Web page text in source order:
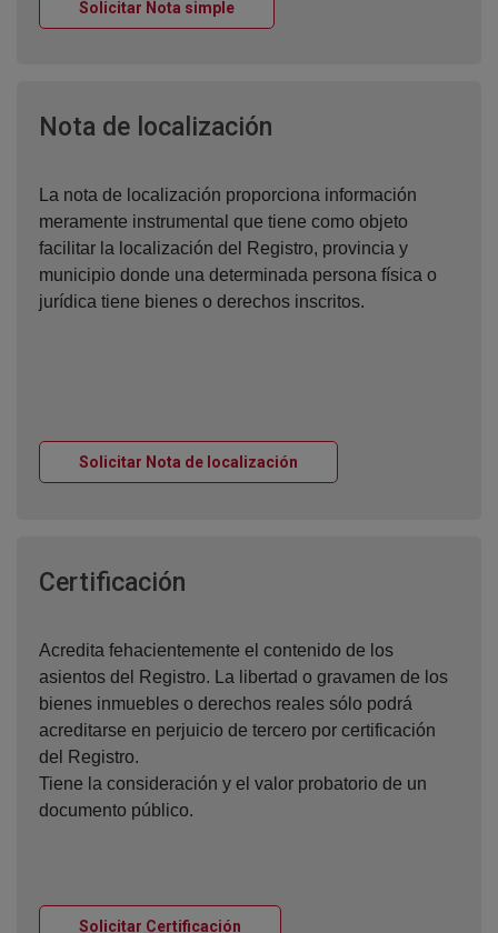
Solicitar Nota simpleVentana nueva
Nota de localización
La nota de localización proporciona información
meramente instrumental que tiene como objeto
facilitar la localización del Registro, provincia y
municipio donde una determinada persona física o
jurídica tiene bienes o derechos inscritos.
Solicitar Nota de localización
Certificación
Acredita fehacientemente el contenido de los
asientos del Registro. La libertad o gravamen de los
bienes inmuebles o derechos reales sólo podrá
acreditarse en perjuicio de tercero por certificación
del Registro.
Tiene la consideración y el valor probatorio de un
documento público.
Solicitar Certificación